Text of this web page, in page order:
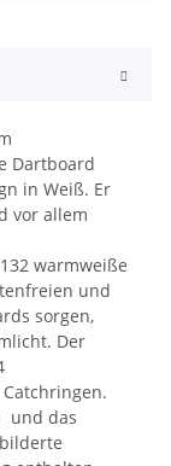
Dartboard
in Weiß. Er
vor allem
warmweiße
und
sorgen,
Der
und das